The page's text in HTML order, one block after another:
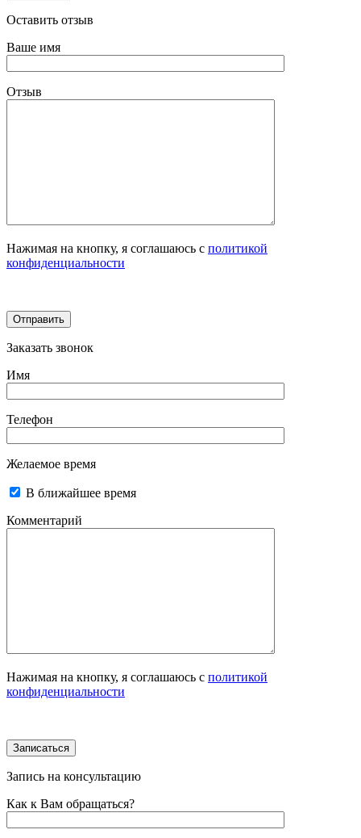
Оставить отзыв
Ваше имя
Отзыв
Нажимая на кнопку, я соглашаюсь с политикой
конфиденциальности
Заказать звонок
Имя
Телефон
Желаемое время
В ближайшее время
Комментарий
Нажимая на кнопку, я соглашаюсь с политикой
конфиденциальности
Запись на консультацию
Как к Вам обращаться?